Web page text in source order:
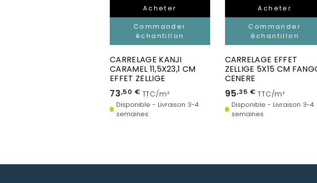
Acheter
Commander
échantillon
CARRELAGE KANJI
CARAMEL 11,5X23,1 CM
EFFET ZELLIGE
73,50 € TTC/m²
Disponible - Livraison 3-4
semaines
Acheter
Commander
échantillon
CARRELAGE EFFET
ZELLIGE 5X15 CM
CENERE
95,35 € TTC/m²
Disponible - Livraison 3-4
semaines